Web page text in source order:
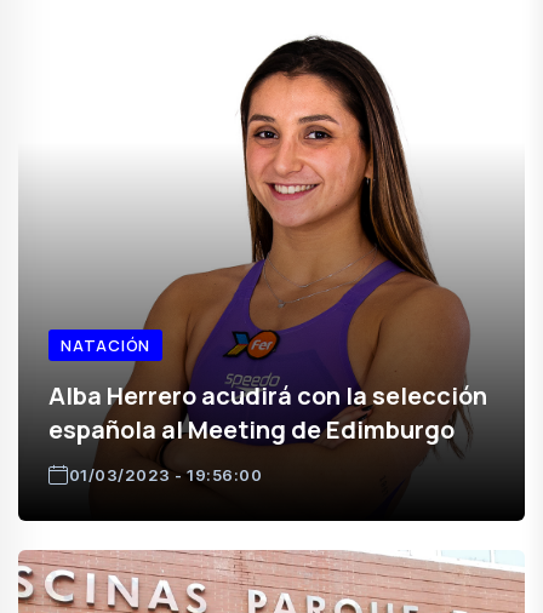
NATACIÓN
Alba Herrero acudirá con la selección
española al Meeting de Edimburgo
01/03/2023 - 19:56:00